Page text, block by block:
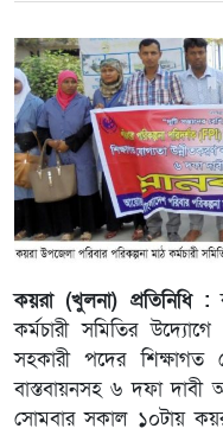
কয়রা (খুলনা) প্রতিনিধি :
কর্মচারী সমিতির
সহকারী পদের
বাস্তবায়নসহ ৬ দফা দাবী
সোমবার সকাল ১০টায়